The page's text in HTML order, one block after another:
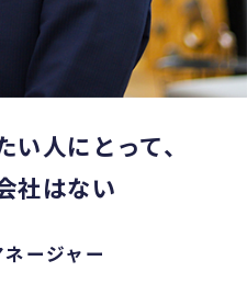
人にとって、
社はない
ージャー